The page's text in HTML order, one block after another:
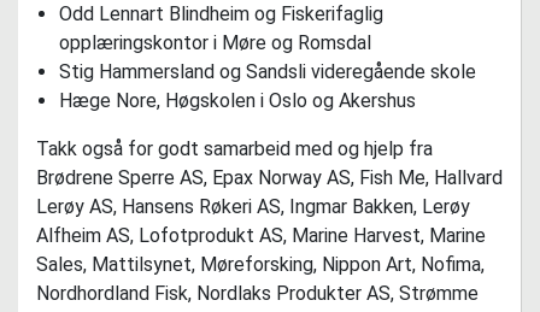
Odd Lennart Blindheim og Fiskerifaglig
opplæringskontor i Møre og Romsdal
Stig Hammersland og Sandsli videregående skole
Hæge Nore, Høgskolen i Oslo og Akershus
Takk også for godt samarbeid med og hjelp fra
Brødrene Sperre AS, Epax Norway AS, Fish Me, Hallvard
Lerøy AS, Hansens Røkeri AS, Ingmar Bakken, Lerøy
Alfheim AS, Lofotprodukt AS, Marine Harvest, Marine
Sales, Mattilsynet, Møreforsking, Nippon Art, Nofima,
Nordhordland Fisk, Nordlaks Produkter AS, Strømme